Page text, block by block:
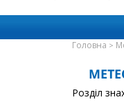
Головна >
Розділ